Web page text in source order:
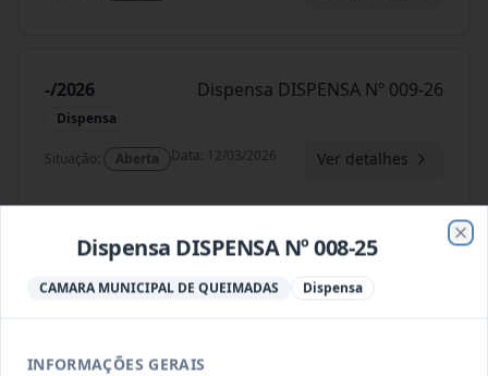
-/2026
Dispensa
Dispensa DISPENSA Nº 009-26
Situação: Aberta Data: 12/03/2026 Ver detalhes
-/2026
Dispensa
Dispensa DISPENSA Nº 008-26
Dispensa DISPENSA Nº 008-25
CAMARA MUNICIPAL DE QUEIMADAS Dispensa
INFORMAÇÕES GERAIS